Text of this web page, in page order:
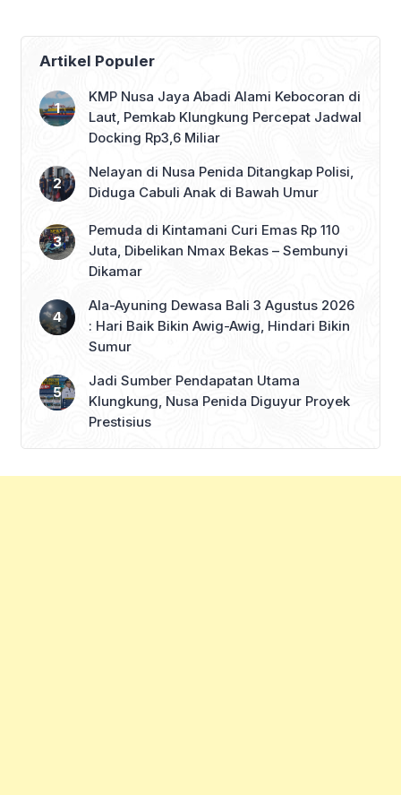
memberikan arahan pada pelantikan
2025–2028, […]
Artikel Populer
KMP Nusa Jaya Abadi Alami Kebocoran di
Laut, Pemkab Klungkung Percepat Jadwal
Docking Rp3,6 Miliar
Nelayan di Nusa Penida Ditangkap Polisi,
Diduga Cabuli Anak di Bawah Umur
Pemuda di Kintamani Curi Emas Rp 110
Juta, Dibelikan Nmax Bekas – Sembunyi
Dikamar
Ala-Ayuning Dewasa Bali 3 Agustus 2026
: Hari Baik Bikin Awig-Awig, Hindari Bikin
Sumur
Jadi Sumber Pendapatan Utama
Klungkung, Nusa Penida Diguyur Proyek
Prestisius